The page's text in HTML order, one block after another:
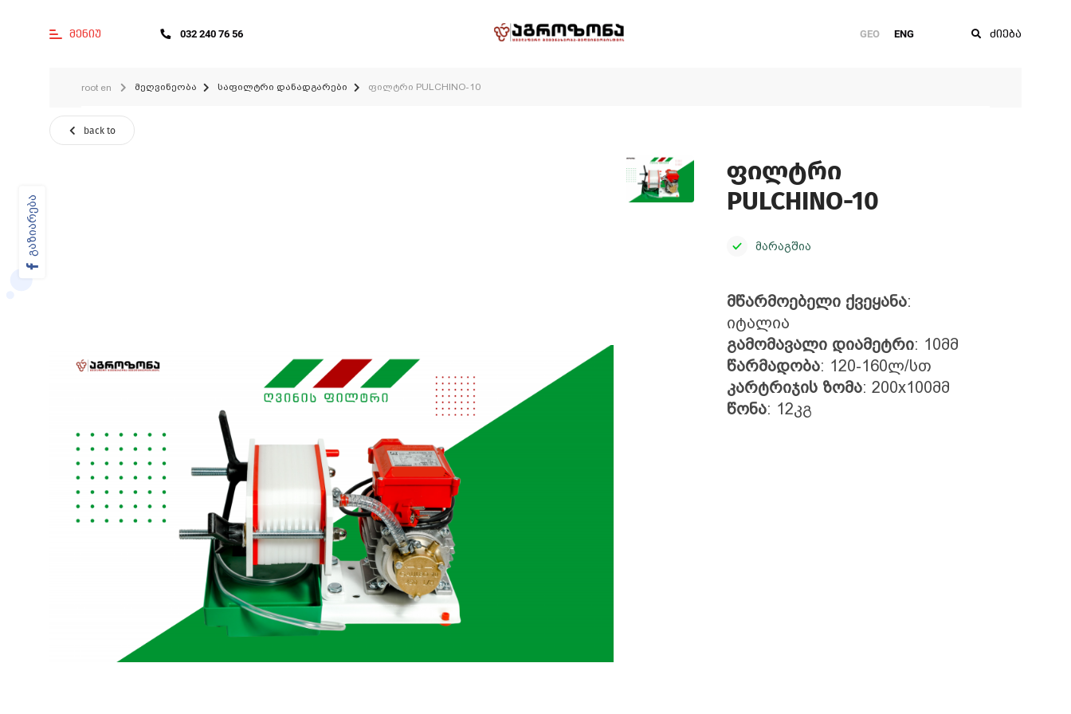
მენიუ 032 240 76 56 GEO ENG ძიება
გაზიარება
root en მეღვინეობა საფილტრი დანადგარები ფილტრი PULCHINO-10
back to
ფილტრი
PULCHINO-10
მარაგშია
მწარმოებელი ქვეყანა:
იტალია
გამომავალი დიამეტრი: 10მმ
წარმადობა: 120-160ლ/სთ
კარტრიჯის ზომა: 200x100მმ
წონა: 12კგ